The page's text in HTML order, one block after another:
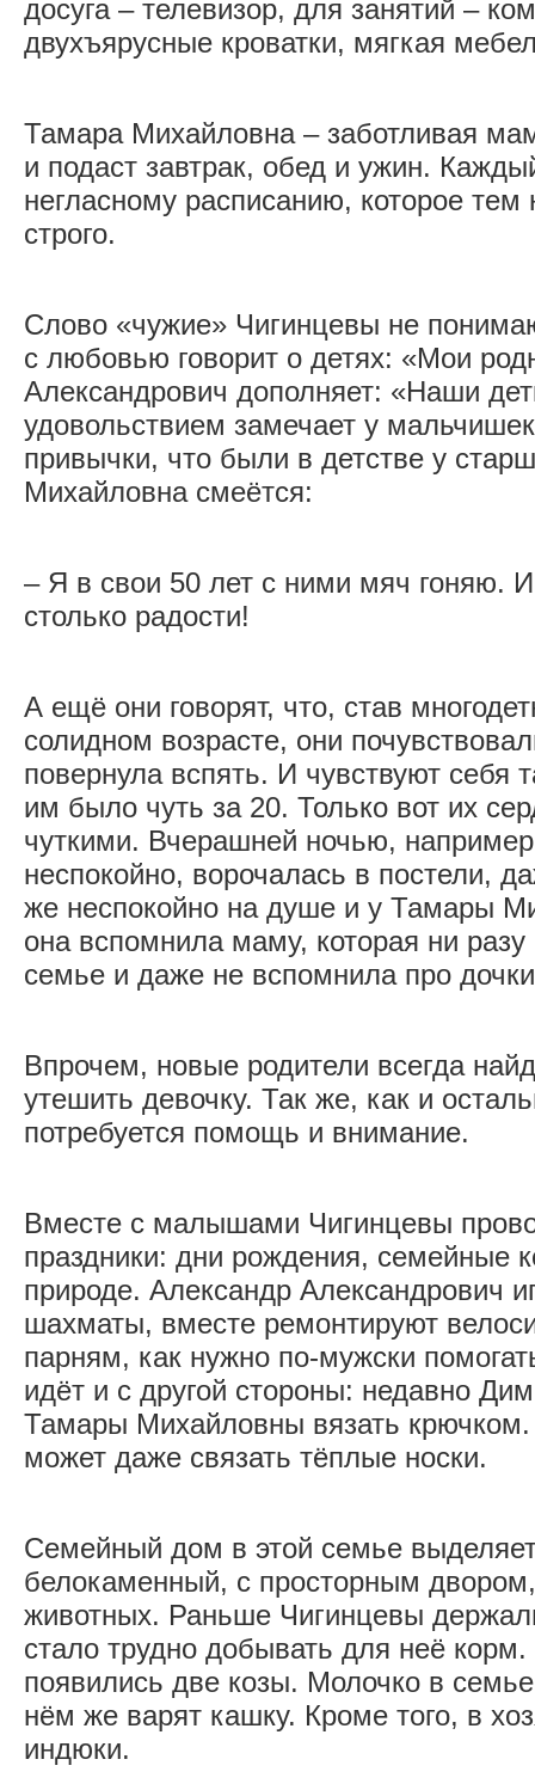
досуга – телевизор, для занятий –
двухъярусные кроватки, мягкая
Тамара Михайловна – заботливая
и подаст завтрак, обед и ужин.
негласному расписанию, которое
строго.
Слово «чужие» Чигинцевы не
с лю­бовью говорит о детях: «Мои
Александрович дополняет: «Наши
удовольствием замечает у
привычки, что были в детстве у
Михайловна смеётся:
– Я в свои 50 лет с ними мяч гоняю.
столько радости!
А ещё они говорят, что, став
солидном возрасте, они
повернула вспять. И чувствуют себя
им было чуть за 20. Только вот их
чуткими. Вчерашней ночью,
неспокойно, ворочалась в постели,
же неспокойно на душе и у Тамары
она вспомнила маму, которая ни
семье и даже не вспомнила про
Впрочем, новые родители всегда
утешить девочку. Так же, как и
потребуется помощь и внимание.
Вместе с малышами Чигинцевы
праздники: дни рождения, семейные
природе. Александр Александрович
шахматы, вместе ремонтируют
парням, как нужно по-мужски
идёт и с другой стороны: недавно
Тамары Михайловны вязать крючком.
может даже связать тёплые носки.
Семейный дом в этой семье
белокаменный, с просторным
животных. Раньше Чигинцевы
стало трудно добывать для неё
появились две козы. Молочко в
нём же варят кашку. Кроме того, в
индюки.